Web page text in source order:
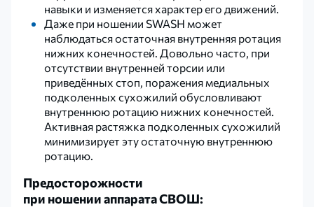
навыки и изменяется характер его движений.
Даже при ношении SWASH может
наблюдаться остаточная внутренняя ротация
нижних конечностей. Довольно часто, при
отсутствии внутренней торсии или
приведённых стоп, поражения медиальных
подколенных сухожилий обусловливают
внутреннюю ротацию нижних конечностей.
Активная растяжка подколенных сухожилий
минимизирует эту остаточную внутреннюю
ротацию.
Предосторожности
при ношении аппарата СВОШ: